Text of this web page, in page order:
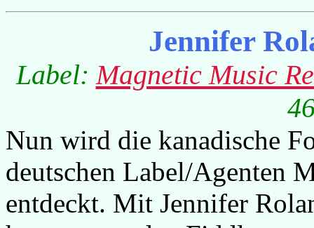
Jennifer
Label: Magnetic Music
Nun wird die kanadische
deutschen Label/Agenten
entdeckt. Mit Jennifer